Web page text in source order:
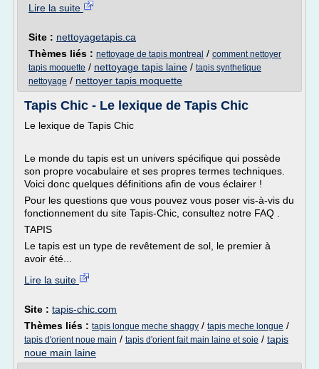
Lire la suite
Site : nettoyagetapis.ca
Thèmes liés : nettoyage de tapis montreal / comment nettoyer
tapis moquette / nettoyage tapis laine / tapis synthetique
nettoyage / nettoyer tapis moquette
Tapis Chic - Le lexique de Tapis Chic
Le lexique de Tapis Chic
Le monde du tapis est un univers spécifique qui possède
son propre vocabulaire et ses propres termes techniques.
Voici donc quelques définitions afin de vous éclairer !
Pour les questions que vous pouvez vous poser vis-à-vis du
fonctionnement du site Tapis-Chic, consultez notre FAQ .
TAPIS
Le tapis est un type de revêtement de sol, le premier à
avoir été...
Lire la suite
Site : tapis-chic.com
Thèmes liés : tapis longue meche shaggy / tapis meche longue /
tapis d'orient noue main / tapis d'orient fait main laine et soie / tapis
noue main laine